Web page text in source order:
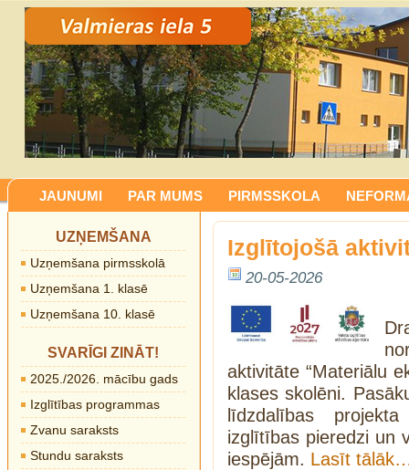
JAUNUMI PAR MUMS PIRMSSKOLA
UZŅEMŠANA
Uzņemšana pirmsskolā
Uzņemšana 1. klasē
Uzņemšana 10. klasē
SVARĪGI ZINĀT!
2025./2026. mācību gads
Izglītības programmas
Zvanu saraksts
Stundu saraksts
Izglītojošā
20-05-2026
aktivitāte “Materiālu
klases skolēni.
līdzdalības
izglītības pieredzi un
iespējām. Lasīt